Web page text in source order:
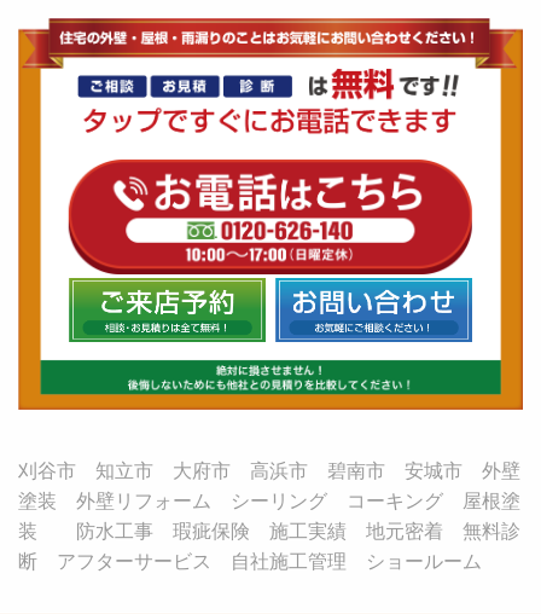
刈谷市 知立市 大府市 高浜市 碧南市 安城市 外壁
塗装 外壁リフォーム シーリング コーキング 屋根塗
装 防水工事 瑕疵保険 施工実績 地元密着 無料診
断 アフターサービス 自社施工管理 ショールーム